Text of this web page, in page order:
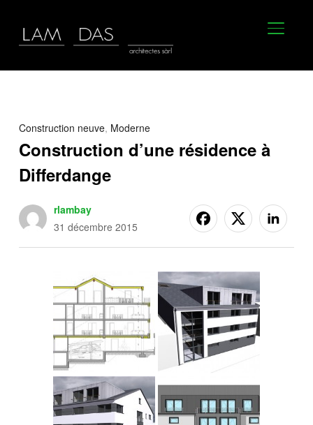
Construction neuve, Moderne
Construction d’une résidence à
Differdange
rlambay
31 décembre 2015